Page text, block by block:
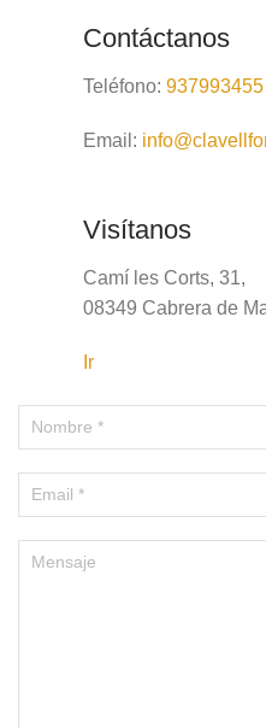
Contáctanos
Teléfono: 937993455
Email:
Visítanos
Camí les Corts, 31,
08349 Cabrera de
Ir